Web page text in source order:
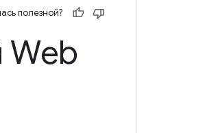
полезной?
Web